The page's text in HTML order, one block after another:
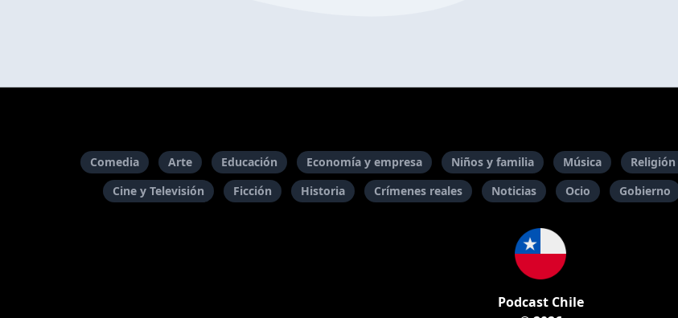
Comedia Arte Educación Economía y empresa Niños y familia Música
Cine y Televisión
Ficción Historia Crímenes reales Noticias Ocio Gobierno
Podcast Chile